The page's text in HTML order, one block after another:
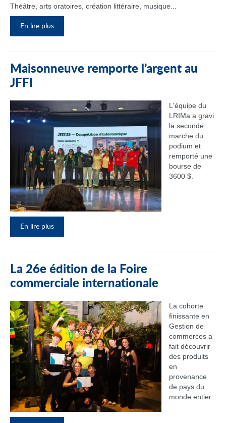
Théâtre, arts oratoires, création littéraire, musique...
En lire plus
Maisonneuve remporte l’argent au
JFFI
L'équipe du
LRIMa a gravi
la seconde
marche du
podium et
remporté une
bourse de
3600 $.
En lire plus
La 26e édition de la Foire
commerciale internationale
La cohorte
finissante en
Gestion de
commerces a
fait découvrir
des produits
en
provenance
de pays du
monde entier.